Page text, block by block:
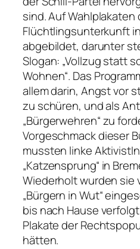
sind. Auf Wahlplakaten
Flüchtlingsunterkunft
abgebildet, darunter
Slogan: „Vollzug statt
Wohnen“. Das
allem darin, Angst vor
zu schüren, und als
„Bürgerwehren“ zu
Vorgeschmack dieser
mussten linke
„Katzensprung“ in
Wiederholt wurden sie
„Bürgern in Wut“
bis nach Hause
Plakate der
hätten.